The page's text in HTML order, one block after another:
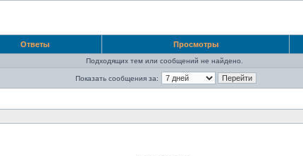
Ответы Просмотры
Подходящих тем или сообщений не найдено.
Показать сообщения за: